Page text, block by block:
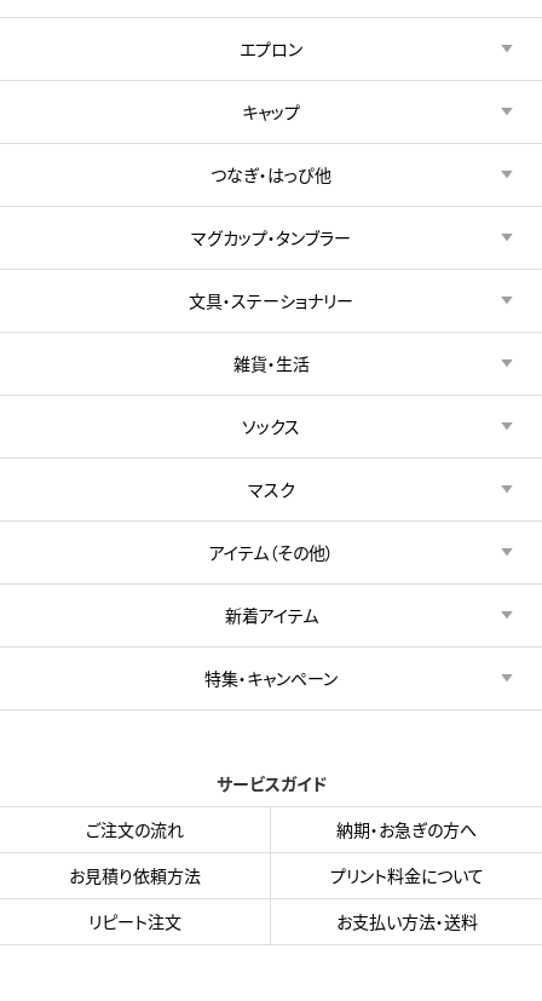
エプロン
キャップ
つなぎ・はっぴ他
マグカップ・タンブラー
文具・ステーショナリー
雑貨・生活
ソックス
マスク
アイテム（その他）
新着アイテム
特集・キャンペーン
サービスガイド
ご注文の流れ
納期・お急ぎの方へ
お見積り依頼方法
プリント料金について
リピート注文
お支払い方法・送料